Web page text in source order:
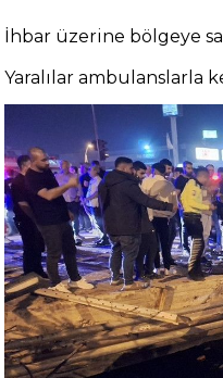
İhbar üzerine bölgeye
Yaralılar ambulanslarla